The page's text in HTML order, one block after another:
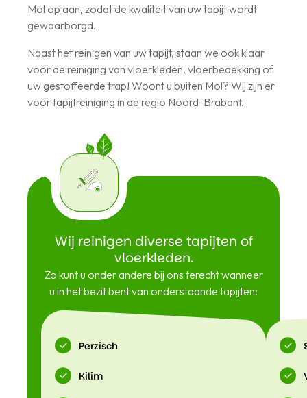
Mol op aan, zodat de kwaliteit van uw tapijt wordt
gewaarborgd.
Naast het reinigen van uw tapijt, staan we ook klaar
voor de reiniging van vloerkleden, vloerbedekking of
uw gestoffeerde trap! Woont u buiten Mol? Wij zijn er
voor tapijtreiniging in de regio Noord-Brabant.
Wij reinigen diverse tapijten of
vloerkleden.
Zo kunt u onder andere bij ons terecht wanneer
u in het bezit bent van onderstaande tapijten:
Perzisch
Kilim